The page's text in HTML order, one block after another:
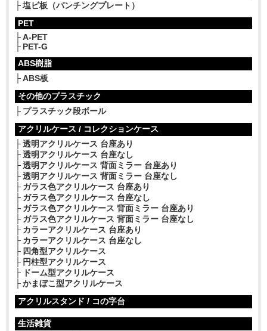
塩ビ板（パンチングプレート）
PET
A-PET
PET-G
ABS樹脂
ABS板
その他のプラスチック
プラスチック段ボール
アクリルケース / コレクションケース
透明アクリルケース 台座あり
透明アクリルケース 台座なし
透明アクリルケース 背面ミラー 台座あり
透明アクリルケース 背面ミラー 台座なし
ガラス色アクリルケース 台座あり
ガラス色アクリルケース 台座なし
ガラス色アクリルケース 背面ミラー 台座あり
ガラス色アクリルケース 背面ミラー 台座なし
カラーアクリルケース 台座あり
カラーアクリルケース 台座なし
四角型アクリルケース
円柱型アクリルケース
ドーム型アクリルケース
かまぼこ型アクリルケース
アクリルスタンド / コの字台
生活雑貨